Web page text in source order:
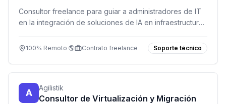
Consultor freelance para guiar a administradores de IT
en la integración de soluciones de IA en infraestructuras
100% Remoto 🌎 Contrato freelance Soporte técnico
A Agilistik
Consultor de Virtualización y Migración